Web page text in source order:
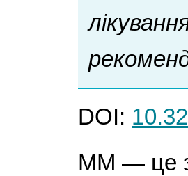
DOI:
ММ — це